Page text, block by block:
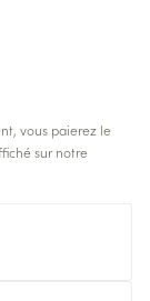
vous paierez le
sur notre